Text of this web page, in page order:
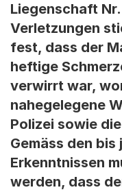
Liegenschaft
Verletzungen
fest, dass der
heftige
verwirrt war,
nahegelegene
Polizei sowie
Gemäss den
Erkenntnissen
werden, dass